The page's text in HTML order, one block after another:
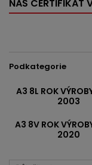
NÁŠ CERTIFIKÁT
Podkategorie
A3 8L ROK
2003
A3 8V ROK
2020